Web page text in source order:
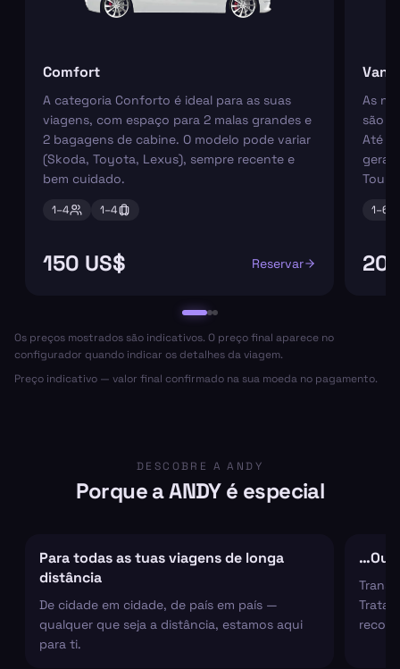
Comfort
A categoria Conforto é ideal para as suas
viagens, com espaço para 2 malas grandes e
2 bagagens de cabine. O modelo pode variar
(Skoda, Toyota, Lexus), sempre recente e
bem cuidado.
1–4 1–4
150 US$ Reservar
Van
As
são
Até 6
1–6
Os preços mostrados são indicativos. O preço final aparece no
configurador quando indicar os detalhes da viagem.
Preço indicativo — valor final confirmado na sua moeda no pagamento.
DESCOBRE A ANDY
Porque a ANDY é especial
Para todas as tuas viagens de longa
distância
De cidade em cidade, de país em país —
qualquer que seja a distância, estamos aqui
para ti.
…Ou